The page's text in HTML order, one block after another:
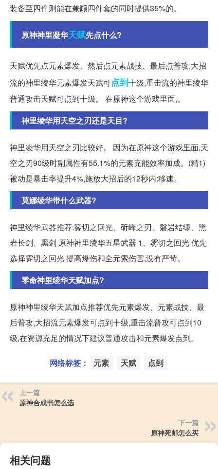
装备至四件则能在兼顾四件套的同时提供35%的。
原神神里凝华天赋先点什么?
天赋优先点元素爆发、然后点元素战技、最后点普攻,大招
流的神里绫华元素爆发天赋可点到十级,重击流的神里绫华
普通攻击天赋可点到十级。 在原神这个游戏里面,。
神里绫华用天空之刃还是天目?
神里凌华用天空之刃比较好。 因为在原神这个游戏里面,天
空之刃90级时副属性有55.1%的元素充能效率加成。(精1)
被动是暴击率提升4%,施放大招后的12秒内:移速。
莫娜绫华带什么武器?
神里绫华武器推荐:雾切之回光、斫峰之刃、磐岩结绿、黑
岩长剑、黑剑 原神神里绫华五星武器 1、雾切之回光 优先
选择雾切之回光 提高爆伤和全元索伤害,没有严苛。
零命神里绫华天赋加点?
原神神里绫华天赋加点推荐优先元素爆发、元素战技、最
后普攻,大招流元素爆发可点到十级,重击流普攻可点到10
级,在资源充足的情况下建议普通攻击和元素爆发点到。
网络标签： 元素 天赋 点到
上一篇
原神合成书怎么选
下一篇
原神死邮怎么买
相关问题